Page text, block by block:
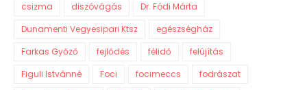
csizma
diszóvágás
Dr. Fódi Márta
Dunamenti Vegyesipari Ktsz
egészségház
Farkas Győző
fejlődés félidő
felújítás
Figuli Istvánné
Foci focimeccs
fodrászat